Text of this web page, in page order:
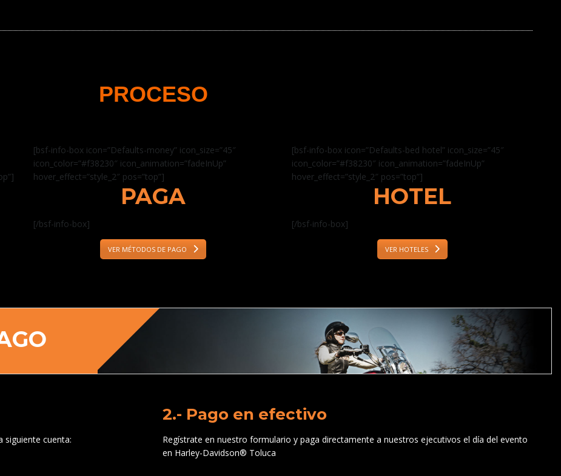
PROCESO
[bsf-info-box icon=”Defaults-money” icon_size=”45″
icon_color=”#f38230″ icon_animation=”fadeInUp”
hover_effect=”style_2″ pos=”top”]
PAGA
[/bsf-info-box]
VER MÉTODOS DE PAGO
[bsf-info-box icon=”Defaults-bed hotel” icon_size=”45″
icon_color=”#f38230″ icon_animation=”fadeInUp”
hover_effect=”style_2″ pos=”top”]
HOTEL
[/bsf-info-box]
VER HOTELES
siguiente cuenta:
2.- Pago en efectivo
Regístrate en nuestro formulario y paga directamente a nuestros ejecutivos el día del evento
en Harley-Davidson® Toluca